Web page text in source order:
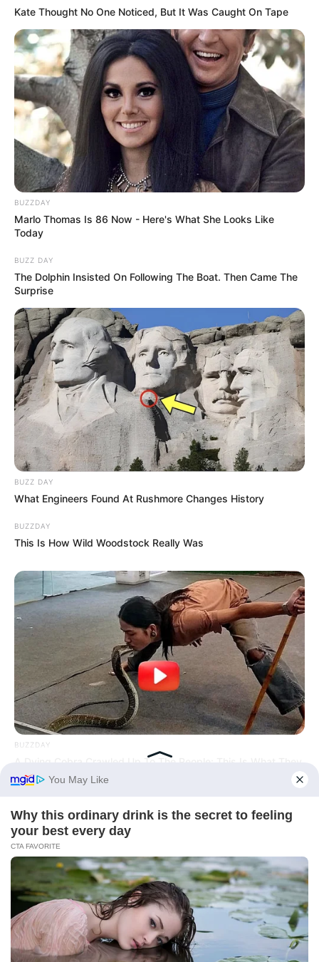
Kate Thought No One Noticed, But It Was Caught On Tape
BUZZDAY
Marlo Thomas Is 86 Now - Here's What She Looks Like
Today
BUZZ DAY
The Dolphin Insisted On Following The Boat. Then Came The
Surprise
BUZZ DAY
What Engineers Found At Rushmore Changes History
BUZZDAY
This Is How Wild Woodstock Really Was
BUZZDAY
A Dying Cobra Crawled Up To The People: This Is What They
Did